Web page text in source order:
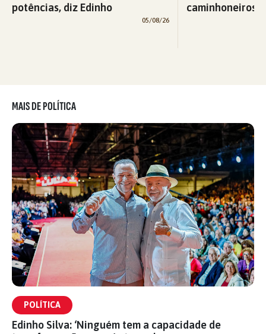
potências, diz Edinho
05/08/26
caminhoneiros
MAIS DE POLÍTICA
POLÍTICA
Edinho Silva: ‘Ninguém tem a capacidade de